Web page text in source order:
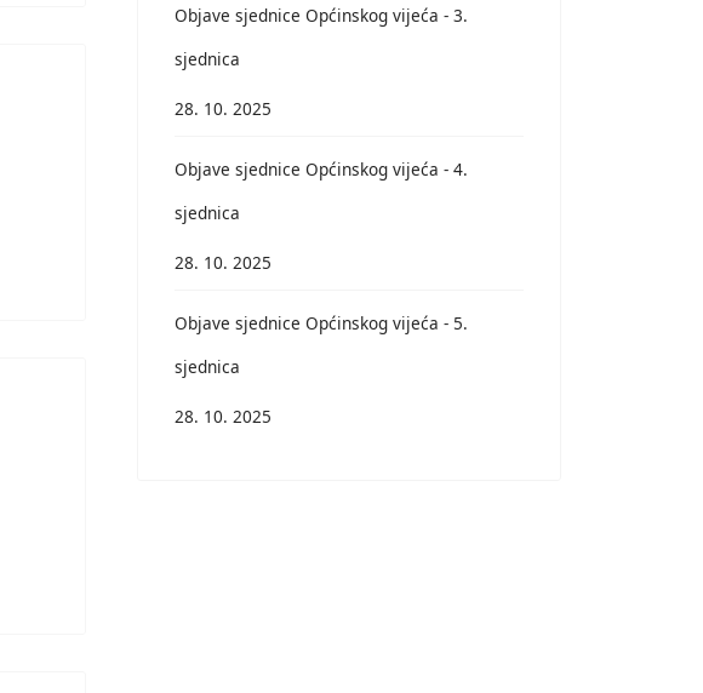
Objave sjednice Općinskog vijeća - 3.
sjednica
28. 10. 2025
Objave sjednice Općinskog vijeća - 4.
sjednica
28. 10. 2025
Objave sjednice Općinskog vijeća - 5.
sjednica
28. 10. 2025